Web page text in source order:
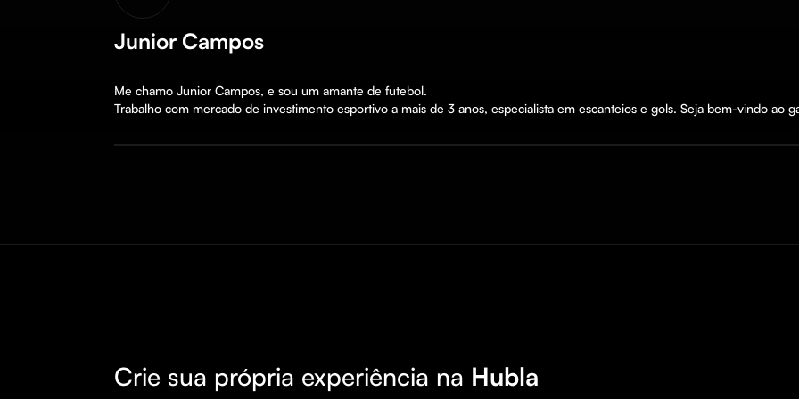
Junior Campos
Me chamo Junior Campos, e sou um amante de futebol.
Trabalho com mercado de investimento esportivo a mais de 3 anos, especialista em escanteios e gols. Seja bem-vindo ao
Crie sua própria experiência na Hubla